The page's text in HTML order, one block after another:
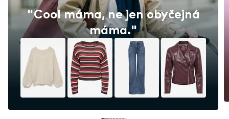
"Cool máma, ne jen obyčejná
máma."